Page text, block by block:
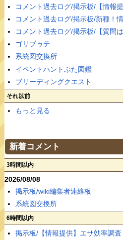
コメント過去ログ/掲示板/【情報
コメント過去ログ/掲示板/新種！
コメント過去ログ/掲示板/【質問
ゴリブゥテ
系統図交換所
イベントハントぶた図鑑
ブリーディングクエスト
それ以前
もっと見る
新着コメント
3時間以内
2026/08/08
掲示板/wiki編集者連絡板
系統図交換所
6時間以内
掲示板/【情報提供】エサ効率調査